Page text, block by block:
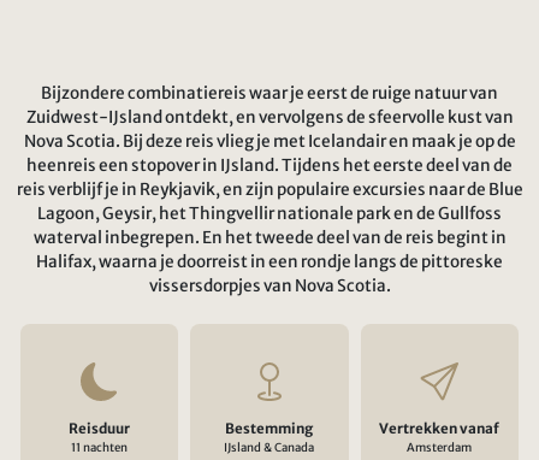
Bijzondere combinatiereis waar je eerst de ruige natuur van
Zuidwest-IJsland ontdekt, en vervolgens de sfeervolle kust van
Nova Scotia. Bij deze reis vlieg je met Icelandair en maak je op de
heenreis een stopover in IJsland. Tijdens het eerste deel van de
reis verblijf je in Reykjavik, en zijn populaire excursies naar de Blue
Lagoon, Geysir, het Thingvellir nationale park en de Gullfoss
waterval inbegrepen. En het tweede deel van de reis begint in
Halifax, waarna je doorreist in een rondje langs de pittoreske
vissersdorpjes van Nova Scotia.
Reisduur
11 nachten
Bestemming
IJsland & Canada
Vertrekken vanaf
Amsterdam